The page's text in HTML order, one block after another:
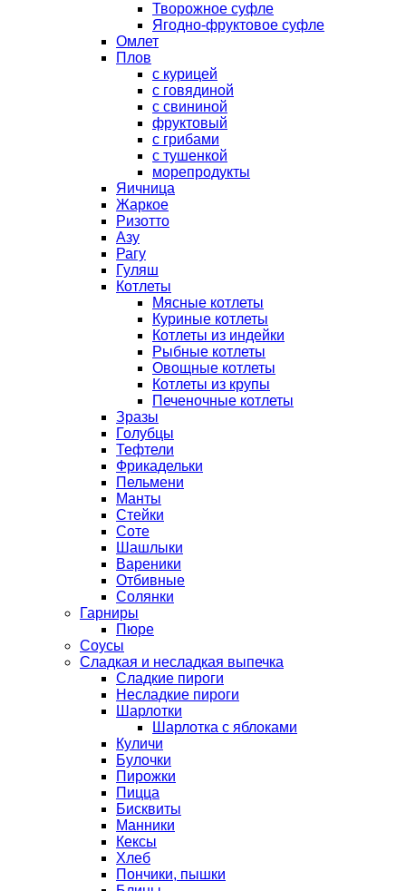
Творожное суфле
Ягодно-фруктовое суфле
Омлет
Плов
с курицей
с говядиной
с свининой
фруктовый
с грибами
с тушенкой
морепродукты
Яичница
Жаркое
Ризотто
Азу
Рагу
Гуляш
Котлеты
Мясные котлеты
Куриные котлеты
Котлеты из индейки
Рыбные котлеты
Овощные котлеты
Котлеты из крупы
Печеночные котлеты
Зразы
Голубцы
Тефтели
Фрикадельки
Пельмени
Манты
Стейки
Соте
Шашлыки
Вареники
Отбивные
Солянки
Гарниры
Пюре
Соусы
Сладкая и несладкая выпечка
Сладкие пироги
Несладкие пироги
Шарлотки
Шарлотка с яблоками
Куличи
Булочки
Пирожки
Пицца
Бисквиты
Манники
Кексы
Хлеб
Пончики, пышки